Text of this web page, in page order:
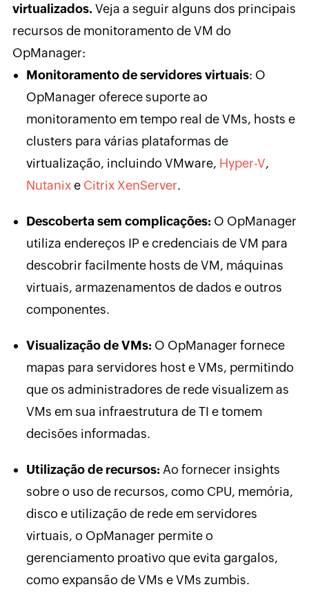
virtualizados. Veja a seguir alguns dos principais
recursos de monitoramento de VM do
OpManager:
Monitoramento de servidores virtuais: O
OpManager oferece suporte ao
monitoramento em tempo real de VMs, hosts e
clusters para várias plataformas de
virtualização, incluindo VMware, Hyper-V,
Nutanixe Citrix XenServer.
Descoberta sem complicações:O OpManager
utiliza endereços IP e credenciais de VM para
descobrir facilmente hosts de VM, máquinas
virtuais, armazenamentos de dados e outros
componentes.
Visualização de VMs:O OpManager fornece
mapas para servidores host e VMs, permitindo
que os administradores de rede visualizem as
VMs em sua infraestrutura de TI e tomem
decisões informadas.
Utilização de recursos:Ao fornecer insights
sobre o uso de recursos, como CPU, memória,
disco e utilização de rede em servidores
virtuais, o OpManager permite o
gerenciamento proativo que evita gargalos,
como expansão de VMs e VMs zumbis.